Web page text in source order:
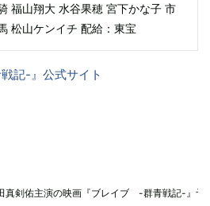
福山翔大 水谷果穂 宮下かな子 市
松山ケンイチ 配給：東宝
記-』公式サイト
真剣佑主演の映画『ブレイブ -群青戦記-』